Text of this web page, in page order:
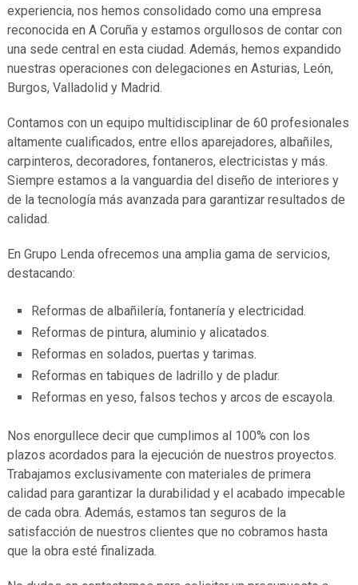
experiencia, nos hemos consolidado como una empresa
reconocida en A Coruña y estamos orgullosos de contar con
una sede central en esta ciudad. Además, hemos expandido
nuestras operaciones con delegaciones en Asturias, León,
Burgos, Valladolid y Madrid.
Contamos con un equipo multidisciplinar de 60 profesionales
altamente cualificados, entre ellos aparejadores, albañiles,
carpinteros, decoradores, fontaneros, electricistas y más.
Siempre estamos a la vanguardia del diseño de interiores y
de la tecnología más avanzada para garantizar resultados de
calidad.
En Grupo Lenda ofrecemos una amplia gama de servicios,
destacando:
Reformas de albañilería, fontanería y electricidad.
Reformas de pintura, aluminio y alicatados.
Reformas en solados, puertas y tarimas.
Reformas en tabiques de ladrillo y de pladur.
Reformas en yeso, falsos techos y arcos de escayola.
Nos enorgullece decir que cumplimos al 100% con los
plazos acordados para la ejecución de nuestros proyectos.
Trabajamos exclusivamente con materiales de primera
calidad para garantizar la durabilidad y el acabado impecable
de cada obra. Además, estamos tan seguros de la
satisfacción de nuestros clientes que no cobramos hasta
que la obra esté finalizada.